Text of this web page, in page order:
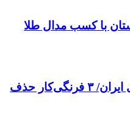
با کسب مدال طلا
شانس یک مدال طلا برای ایران/ ۳ فرنگی‌کار حذف